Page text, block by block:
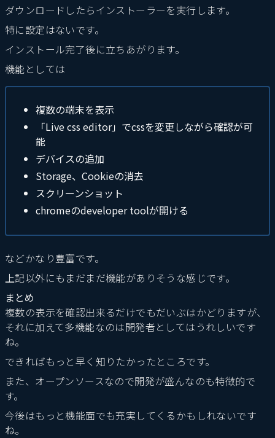
ダウンロードしたらインストーラーを実行します。
特に設定はないです。
インストール完了後に立ちあがります。
機能としては
複数の端末を表示
「Live css editor」でcssを変更しながら確認が可
能
デバイスの追加
Storage、Cookieの消去
スクリーンショット
chromeのdeveloper toolが開ける
などかなり豊富です。
上記以外にもまだまだ機能がありそうな感じです。
まとめ
複数の表示を確認出来るだけでもだいぶはかどりますが、
それに加えて多機能なのは開発者としてはうれしいです
ね。
できればもっと早く知りたかったところです。
また、オープンソースなので開発が盛んなのも特徴的で
す。
今後はもっと機能面でも充実してくるかもしれないです
ね。